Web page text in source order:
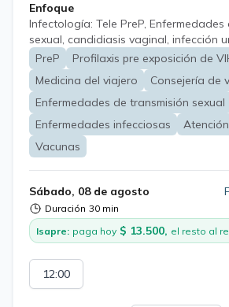
Enfoque
Infectología: Tele PreP, Enfermedades
sexual, candidiasis vaginal, infección
zoster y neuralgia post herpética
consejería de vacunación pre viaje,
prevención malaria.
PreP
Profilaxis pre exposición de
Medicina del viajero
Consejería de
Enfermedades de transmisión sexual
Enfermedades infecciosas
Vacunas
Sábado, 08 de agosto
Duración 30 min
Isapre: paga hoy $ 13.500, el resto al
12:00